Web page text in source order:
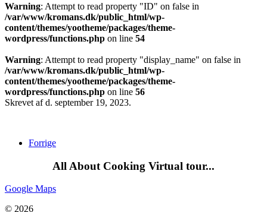
Warning: Attempt to read property "ID" on false in
/var/www/kromans.dk/public_html/wp-
content/themes/yootheme/packages/theme-
wordpress/functions.php on line 54
Warning: Attempt to read property "display_name" on false in
/var/www/kromans.dk/public_html/wp-
content/themes/yootheme/packages/theme-
wordpress/functions.php on line 56
Skrevet afd. september 19, 2023.
Forrige
All About Cooking Virtual tour...
Google Maps
© 2026